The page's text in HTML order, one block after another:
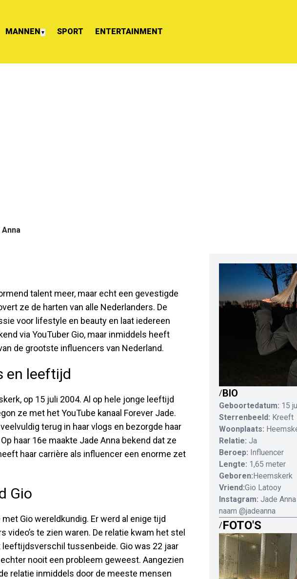
MANNEN ▼ SPORT ENTERTAINMENT
talent meer, maar echt een gevestigde
ze de harten van alle Nederlanders. De
voor lifestyle en beauty en laat iedereen
via YouTuber Gio, maar inmiddels heeft
de grootste influencers van Nederland.
en leeftijd
op 15 juli 2004. Al op hele jonge leeftijd
ze met het YouTube kanaal Forever Jade.
terug in haar vlogs en bezorgde haar
haar 16e maakte Jade Anna bekend dat ze
haar carrière als influencer een enorme zet
Gio
Gio wereldkundig. Er werd al enige tijd
video’s te zien waren. De relatie kwam het stel
tussenbeide. Gio was 22 jaar
nooit een probleem geweest. Aangezien
relatie inmiddels door de meeste mensen
/ BIO
Geboortedatum: 15
Sterrenbeeld: Kreeft
Woonplaats:
Relatie: Ja
Beroep: Influencer
Lengte: 1,65 meter
Geboren: Heemskerk
Vriend:Gio Latooy
Instagram: Jade
naam @jadeanna
/FOTO'S